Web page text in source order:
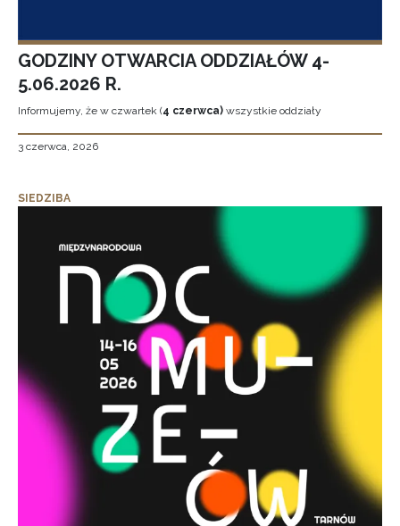
GODZINY OTWARCIA ODDZIAŁÓW 4-
5.06.2026 R.
Informujemy, że w czwartek (4 czerwca) wszystkie oddziały
3 czerwca, 2026
SIEDZIBA